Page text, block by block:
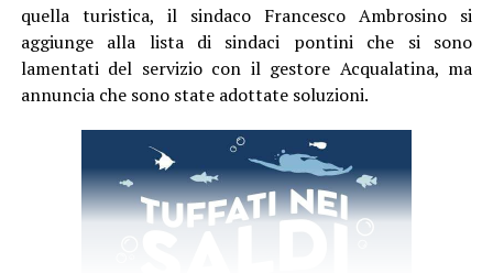
quella turistica, il sindaco Francesco Ambrosino si
aggiunge alla lista di sindaci pontini che si sono
lamentati del servizio con il gestore Acqualatina, ma
annuncia che sono state adottate soluzioni.